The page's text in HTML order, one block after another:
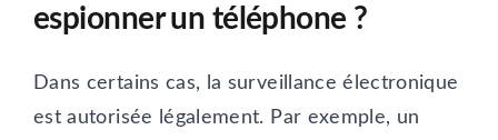
espionner un téléphone ?
Dans certains cas, la surveillance électronique
est autorisée légalement. Par exemple, un